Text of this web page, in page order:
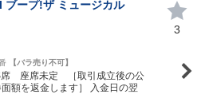
ープ!ザ ミュージカル
【バラ売り不可】
席 座席未定 ［取引成立後の公
額を返金します］ 入金日の翌
3